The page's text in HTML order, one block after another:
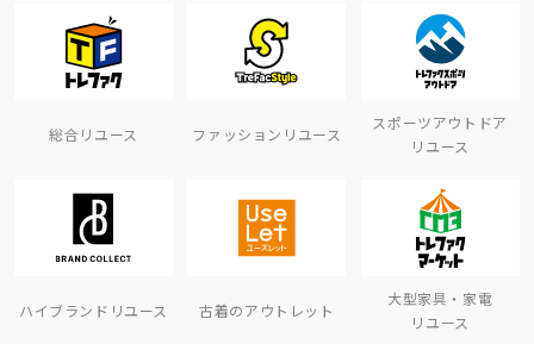
総合リユース ファッションリユース
スポーツアウトドア
リユース
ハイブランドリユース 古着のアウトレット
大型家具・家電
リユース